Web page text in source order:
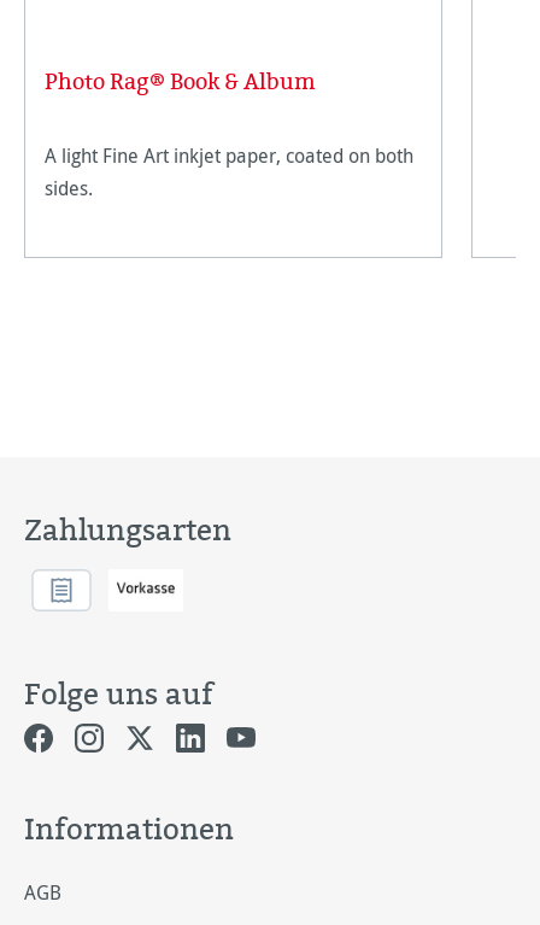
Photo Rag® Book & Album
A light Fine Art inkjet paper, coated on both
sides.
Zahlungsarten
Folge uns auf
Informationen
AGB